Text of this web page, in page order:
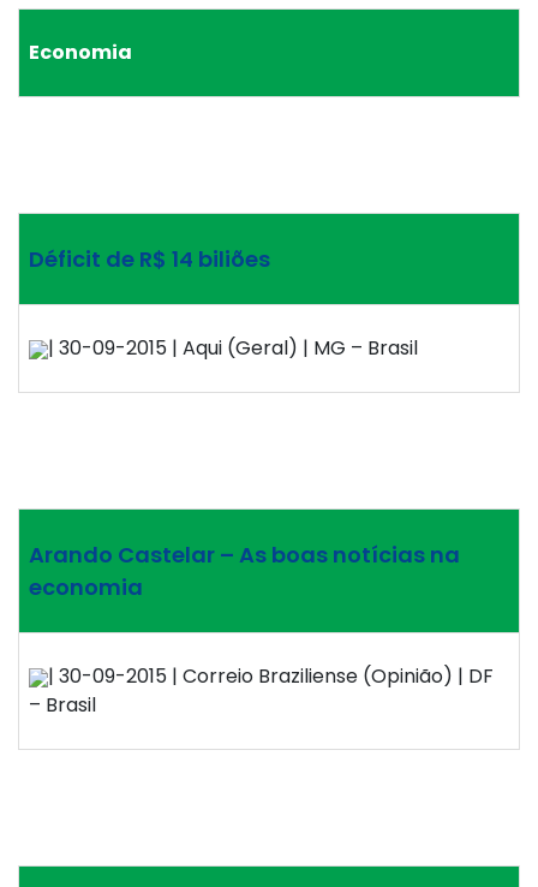
Economia
Déficit de R$ 14 biliões
| 30-09-2015 | Aqui (Geral) | MG – Brasil
Arando Castelar – As boas notícias na
economia
| 30-09-2015 | Correio Braziliense (Opinião) | DF
– Brasil